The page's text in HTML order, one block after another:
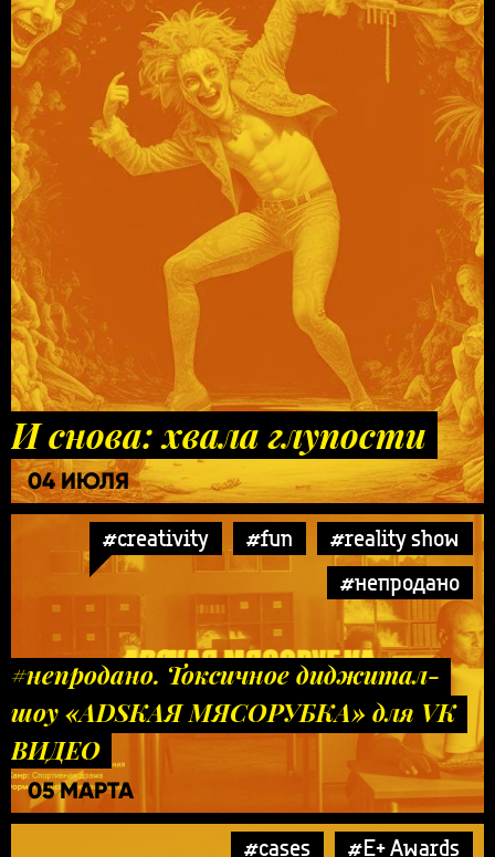
И снова: хвала глупости
04 ИЮЛЯ
#creativity #fun
#reality show
#непродано
#непродано. Токсичное диджитал-
шоу «ADSКАЯ МЯСОРУБКА» для VK
ВИДЕО
05 МАРТА
#cases #E+ Awards